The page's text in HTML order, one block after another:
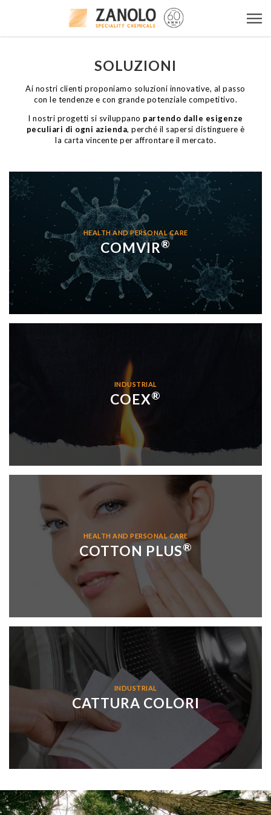
SOLUZIONI
Ai nostri clienti proponiamo soluzioni innovative, al passo
con le tendenze e con grande potenziale competitivo.
I nostri progetti si sviluppano partendo dalle esigenze
peculiari di ogni azienda, perché il sapersi distinguere è
la carta vincente per affrontare il mercato.
HEALTH AND PERSONAL CARE
COMVIR®
INDUSTRIAL
COEX®
HEALTH AND PERSONAL CARE
COTTON PLUS®
INDUSTRIAL
CATTURA COLORI